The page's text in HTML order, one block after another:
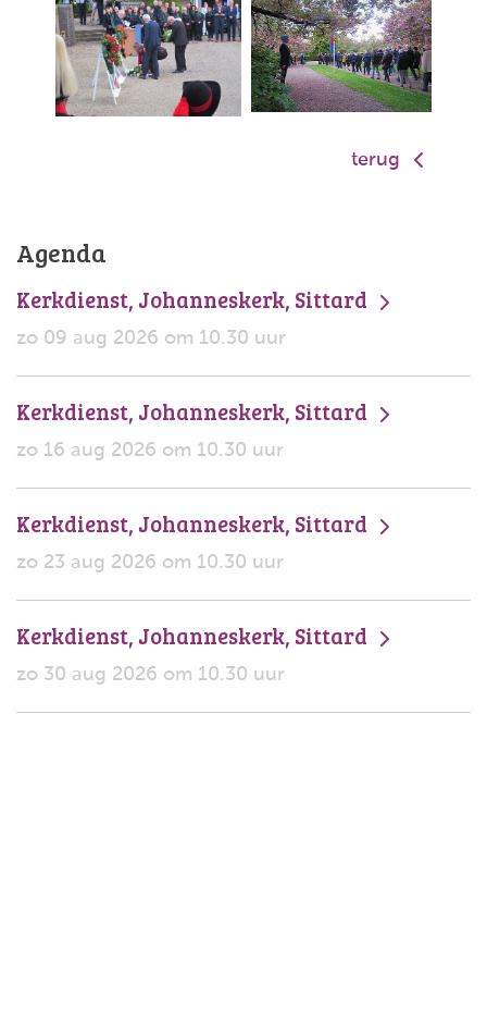
terug
Agenda
Kerkdienst, Johanneskerk, Sittard
zo 09 aug 2026 om 10.30 uur
Kerkdienst, Johanneskerk, Sittard
zo 16 aug 2026 om 10.30 uur
Kerkdienst, Johanneskerk, Sittard
zo 23 aug 2026 om 10.30 uur
Kerkdienst, Johanneskerk, Sittard
zo 30 aug 2026 om 10.30 uur